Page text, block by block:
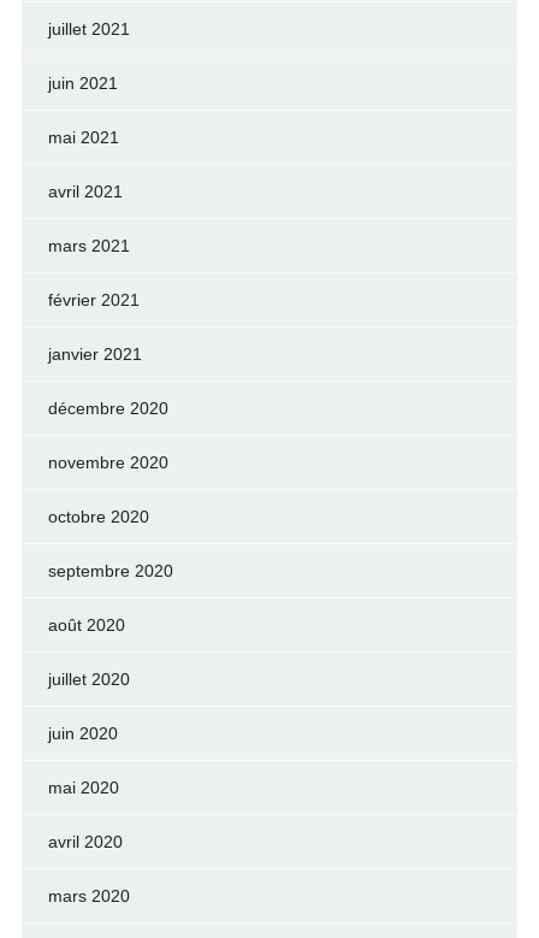
juillet 2021
juin 2021
mai 2021
avril 2021
mars 2021
février 2021
janvier 2021
décembre 2020
novembre 2020
octobre 2020
septembre 2020
août 2020
juillet 2020
juin 2020
mai 2020
avril 2020
mars 2020